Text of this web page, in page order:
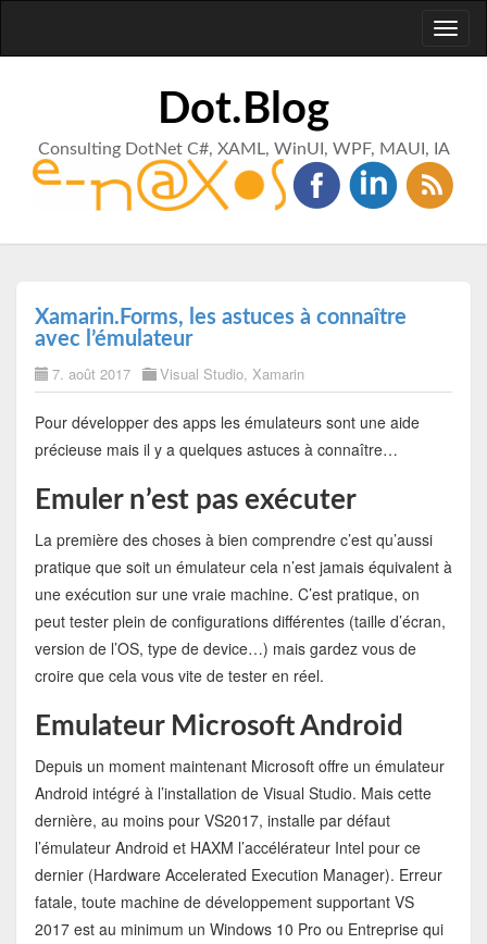
Dot.Blog
Consulting DotNet C#, XAML, WinUI, WPF, MAUI, IA
Xamarin.Forms, les astuces à connaître
avec l’émulateur
7. août 2017 Visual Studio, Xamarin
Pour développer des apps les émulateurs sont une aide
précieuse mais il y a quelques astuces à connaître…
Emuler n’est pas exécuter
La première des choses à bien comprendre c’est qu’aussi
pratique que soit un émulateur cela n’est jamais équivalent à
une exécution sur une vraie machine. C’est pratique, on
peut tester plein de configurations différentes (taille d’écran,
version de l’OS, type de device…) mais gardez vous de
croire que cela vous vite de tester en réel.
Emulateur Microsoft Android
Depuis un moment maintenant Microsoft offre un émulateur
Android intégré à l’installation de Visual Studio. Mais cette
dernière, au moins pour VS2017, installe par défaut
l’émulateur Android et HAXM l’accélérateur Intel pour ce
dernier (Hardware Accelerated Execution Manager). Erreur
fatale, toute machine de développement supportant VS
2017 est au minimum un Windows 10 Pro ou Entreprise qui